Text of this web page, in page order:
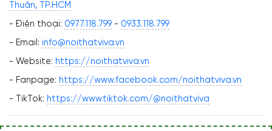
Thuận, TP.HCM
- Điện thoại: 0977.118.799 - 0933.118.799
- Email: info@noithatviva.vn
- Website: https://noithatviva.vn
- Fanpage: https://www.facebook.com/noithatviva.vn
- TikTok: https://www.tiktok.com/@noithatviva